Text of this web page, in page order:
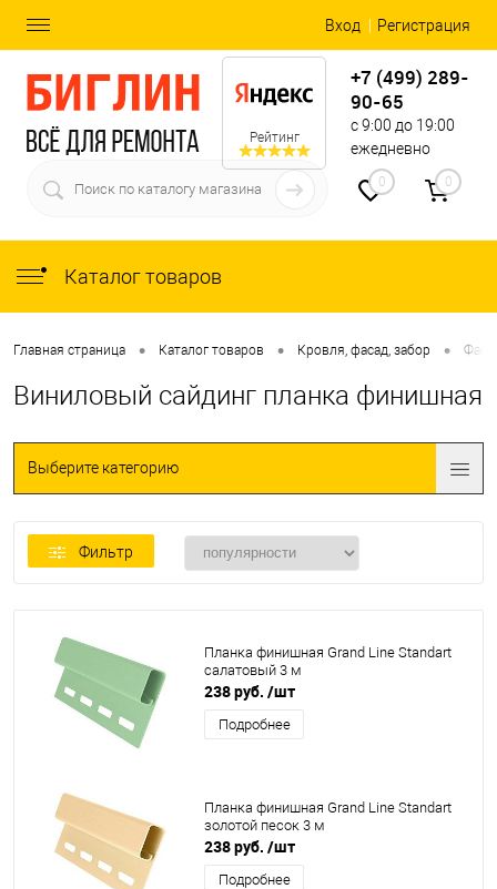
Вход Регистрация
Рейтинг
+7 (499) 289-
90-65
с 9:00 до 19:00
ежедневно
0 0
Каталог товаров
Главная страница • Каталог товаров • Кровля, фасад, забор •
Виниловый сайдинг планка финишная
Выберите категорию
Фильтр
Планка финишная Grand Line Standart
салатовый 3 м
238 руб. /шт
Подробнее
Планка финишная Grand Line Standart
золотой песок 3 м
238 руб. /шт
Подробнее